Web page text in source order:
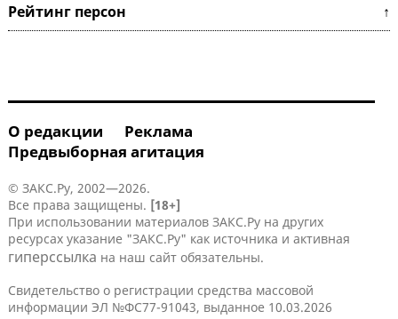
Рейтинг персон ↑
О редакции
Реклама
Предвыборная агитация
© ЗАКС.Ру, 2002—2026.
Все права защищены. [18+]
При использовании материалов ЗАКС.Ру на других
ресурсах указание "ЗАКС.Ру" как источника и активная
гиперссылка на наш сайт обязательны.
Свидетельство о регистрации средства массовой
информации ЭЛ №ФС77-91043, выданное 10.03.2026